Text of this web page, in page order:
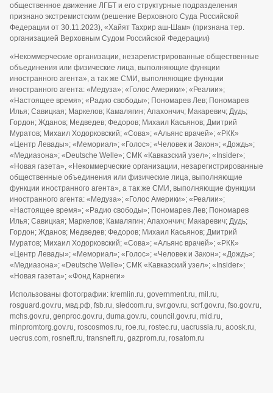
общественное движение ЛГБТ и его структурные подразделения
признано экстремистским (решение Верховного Суда Российской
Федерации от 30.11.2023), «Хайят Тахрир аш-Шам» (признана тер.
организацией Верховным Судом Российской Федерации)
«Некоммерческие организации, незарегистрированные общественные
объединения или физические лица, выполняющие функции
иностранного агента», а так же СМИ, выполняющие функции
иностранного агента: «Медуза»; «Голос Америки»; «Реалии»;
«Настоящее время»; «Радио свободы»; Пономарев Лев; Пономарев
Илья; Савицкая; Маркелов; Камалягин; Апахончич; Макаревич; Дудь;
Гордон; Жданов; Медведев; Федоров; Михаил Касьянов; Дмитрий
Муратов; Михаил Ходорковский; «Сова»; «Альянс врачей»; «РКК»
«Центр Левады»; «Мемориал»; «Голос»; «Человек и Закон»; «Дождь»;
«Медиазона»; «Deutsche Welle»; СМК «Кавказский узел»; «Insider»;
«Новая газета», «Некоммерческие организации, незарегистрированные
общественные объединения или физические лица, выполняющие
функции иностранного агента», а так же СМИ, выполняющие функции
иностранного агента: «Медуза»; «Голос Америки»; «Реалии»;
«Настоящее время»; «Радио свободы»; Пономарев Лев; Пономарев
Илья; Савицкая; Маркелов; Камалягин; Апахончич; Макаревич; Дудь;
Гордон; Жданов; Медведев; Федоров; Михаил Касьянов; Дмитрий
Муратов; Михаил Ходорковский; «Сова»; «Альянс врачей»; «РКК»
«Центр Левады»; «Мемориал»; «Голос»; «Человек и Закон»; «Дождь»;
«Медиазона»; «Deutsche Welle»; СМК «Кавказский узел»; «Insider»;
«Новая газета»; «Фонд Карнеги»
Использованы фотографии: kremlin.ru, government.ru, mil.ru,
rosguard.gov.ru, мвд.рф, fsb.ru, sledcom.ru, svr.gov.ru, scrf.gov.ru, fso.gov.ru,
mchs.gov.ru, genproc.gov.ru, duma.gov.ru, council.gov.ru, mid.ru,
minpromtorg.gov.ru, roscosmos.ru, roe.ru, rostec.ru, uacrussia.ru, aoosk.ru,
uecrus.com, rosneft.ru, transneft.ru, gazprom.ru, rosatom.ru